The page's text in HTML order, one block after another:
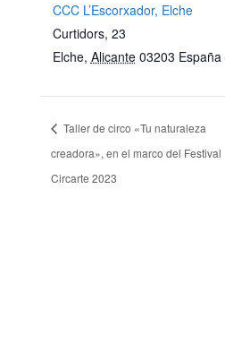
CCC L’Escorxador, Elche
Curtidors, 23
Elche, Alicante 03203 España
Taller de circo «Tu naturaleza
creadora», en el marco del Festival
Circarte 2023